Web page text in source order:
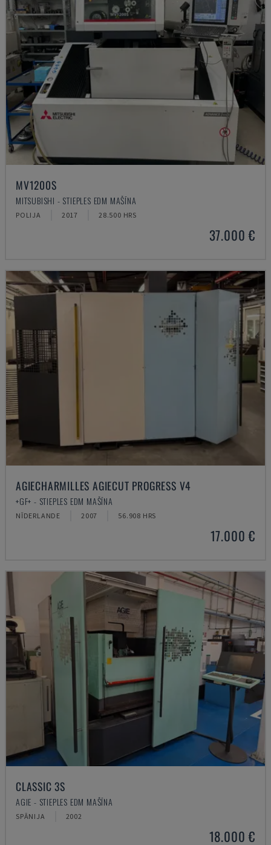
MV1200S
MITSUBISHI - STIEPLES EDM MAŠĪNA
POLIJA 2017 28.500 HRS
37.000 €
AGIECHARMILLES AGIECUT PROGRESS V4
+GF+ - STIEPLES EDM MAŠĪNA
NĪDERLANDE 2007 56.908 HRS
17.000 €
CLASSIC 3S
AGIE - STIEPLES EDM MAŠĪNA
SPĀNIJA 2002
18.000 €